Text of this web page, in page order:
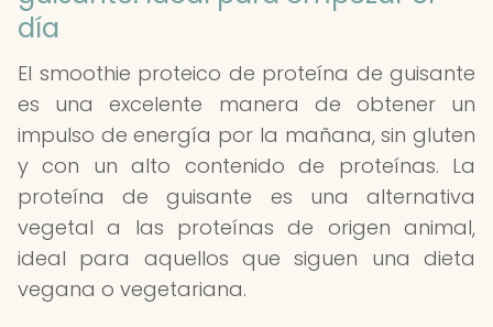
día
El smoothie proteico de proteína de guisante
es una excelente manera de obtener un
impulso de energía por la mañana, sin gluten
y con un alto contenido de proteínas. La
proteína de guisante es una alternativa
vegetal a las proteínas de origen animal,
ideal para aquellos que siguen una dieta
vegana o vegetariana.